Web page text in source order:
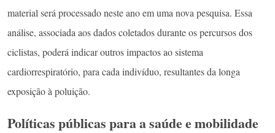
material será processado neste ano em uma nova pesquisa. Essa
análise, associada aos dados coletados durante os percursos dos
ciclistas, poderá indicar outros impactos ao sistema
cardiorrespiratório, para cada indivíduo, resultantes da longa
exposição à poluição.
Políticas públicas para a saúde e mobilidade